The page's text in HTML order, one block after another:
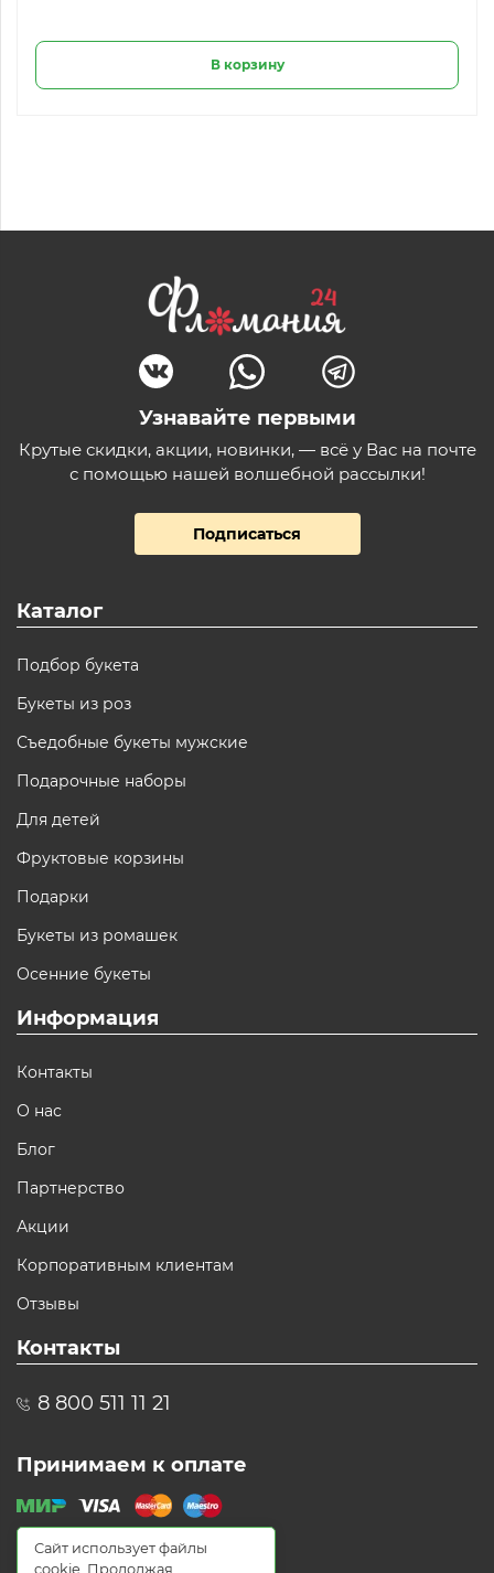
В корзину
Узнавайте первыми
Крутые скидки, акции, новинки, — всё у Вас на почте
с помощью нашей волшебной рассылки!
Подписаться
Каталог
Подбор букета
Букеты из роз
Съедобные букеты мужские
Подарочные наборы
Для детей
Фруктовые корзины
Подарки
Букеты из ромашек
Осенние букеты
Информация
Контакты
О нас
Блог
Партнерство
Акции
Корпоративным клиентам
Отзывы
Контакты
8 800 511 11 21
Принимаем к оплате
Сайт использует файлы
cookie. Продолжая